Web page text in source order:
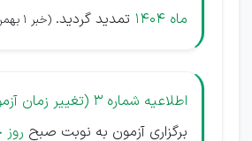
ماه 1404
تمدید گردید. (خبر 1 بهمن 1404)
اطلاعیه شماره 3 (تغییر زمان آزمون):
برگزاری آزمون به نوبت صبح